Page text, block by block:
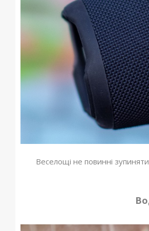
Веселощі не повинні